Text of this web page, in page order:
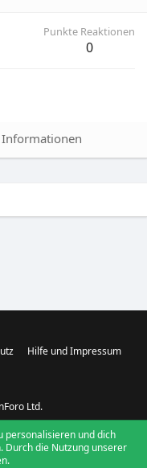
Punkte Reaktionen
0
Informationen
Hilfe und Impressum
Ltd.
personalisieren und dich
Durch die Nutzung unserer